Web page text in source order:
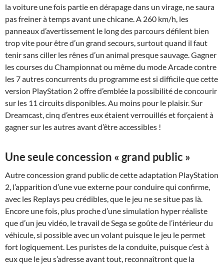
la voiture une fois partie en dérapage dans un virage, ne saura
pas freiner à temps avant une chicane. A 260 km/h, les
panneaux d’avertissement le long des parcours défilent bien
trop vite pour être d’un grand secours, surtout quand il faut
tenir sans ciller les rênes d’un animal presque sauvage. Gagner
les courses du Championnat ou même du mode Arcade contre
les 7 autres concurrents du programme est si difficile que cette
version PlayStation 2 offre d’emblée la possibilité de concourir
sur les 11 circuits disponibles. Au moins pour le plaisir. Sur
Dreamcast, cinq d’entres eux étaient verrouillés et forçaient à
gagner sur les autres avant d’être accessibles !
Une seule concession « grand public »
Autre concession grand public de cette adaptation PlayStation
2, l’apparition d’une vue externe pour conduire qui confirme,
avec les Replays peu crédibles, que le jeu ne se situe pas là.
Encore une fois, plus proche d’une simulation hyper réaliste
que d’un jeu vidéo, le travail de Sega se goûte de l’intérieur du
véhicule, si possible avec un volant puisque le jeu le permet
fort logiquement. Les puristes de la conduite, puisque c’est à
eux que le jeu s’adresse avant tout, reconnaîtront que la